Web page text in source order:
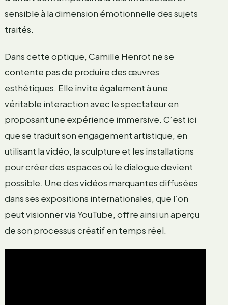
sensible à la dimension émotionnelle des sujets
traités.
Dans cette optique, Camille Henrot ne se
contente pas de produire des œuvres
esthétiques. Elle invite également à une
véritable interaction avec le spectateur en
proposant une expérience immersive. C’est ici
que se traduit son engagement artistique, en
utilisant la vidéo, la sculpture et les installations
pour créer des espaces où le dialogue devient
possible. Une des vidéos marquantes diffusées
dans ses expositions internationales, que l’on
peut visionner via YouTube, offre ainsi un aperçu
de son processus créatif en temps réel.